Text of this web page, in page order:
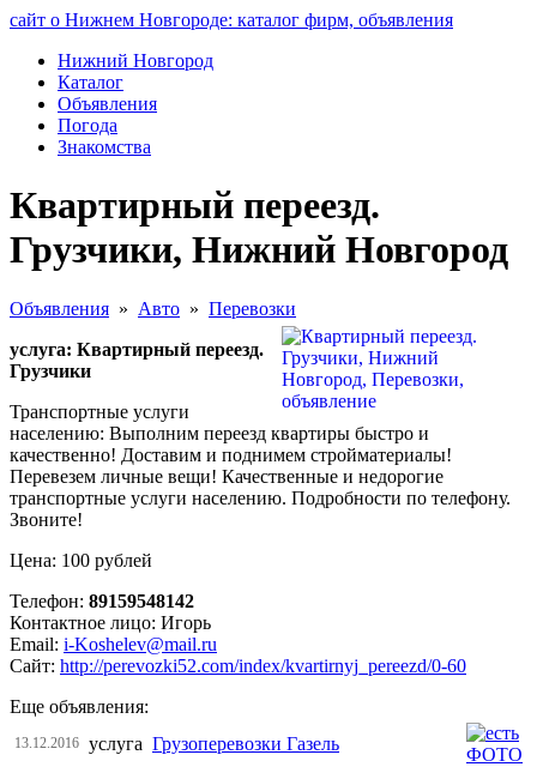
сайт о Нижнем Новгороде: каталог фирм, объявления
Нижний Новгород
Каталог
Объявления
Погода
Знакомства
Квартирный переезд.
Грузчики, Нижний Новгород
Объявления » Авто » Перевозки
услуга: Квартирный переезд.
Грузчики
Транспортные услуги
населению: Выполним переезд квартиры быстро и
качественно! Доставим и поднимем стройматериалы!
Перевезем личные вещи! Качественные и недорогие
транспортные услуги населению. Подробности по телефону.
Звоните!
Цена: 100 рублей
Телефон: 89159548142
Контактное лицо: Игорь
Email: i-Koshelev@mail.ru
Сайт: http://perevozki52.com/index/kvartirnyj_pereezd/0-60
Еще объявления:
13.12.2016 услуга Грузоперевозки Газель